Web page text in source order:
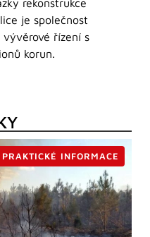
rekonstrukce
je společnost
řízení s
korun.
PRAKTICKÉ INFORMACE